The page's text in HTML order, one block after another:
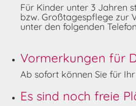
Für Kinder unter 3 Jahren
bzw. Großtagespflege zur
unter den folgenden
Vormerkungen für
Ab sofort können Sie für
Es sind noch freie